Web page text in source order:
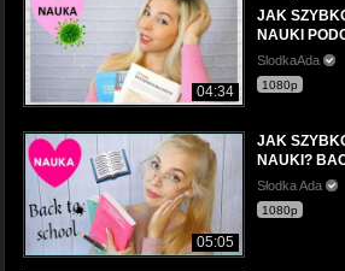
04:34
JAK
NAUKI
SlodkaAda
1080p
05:05
JAK
NAUKI?
Słodka Ada
1080p